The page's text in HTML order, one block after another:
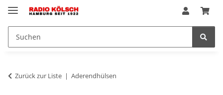
Zurück zur Liste Aderendhülsen